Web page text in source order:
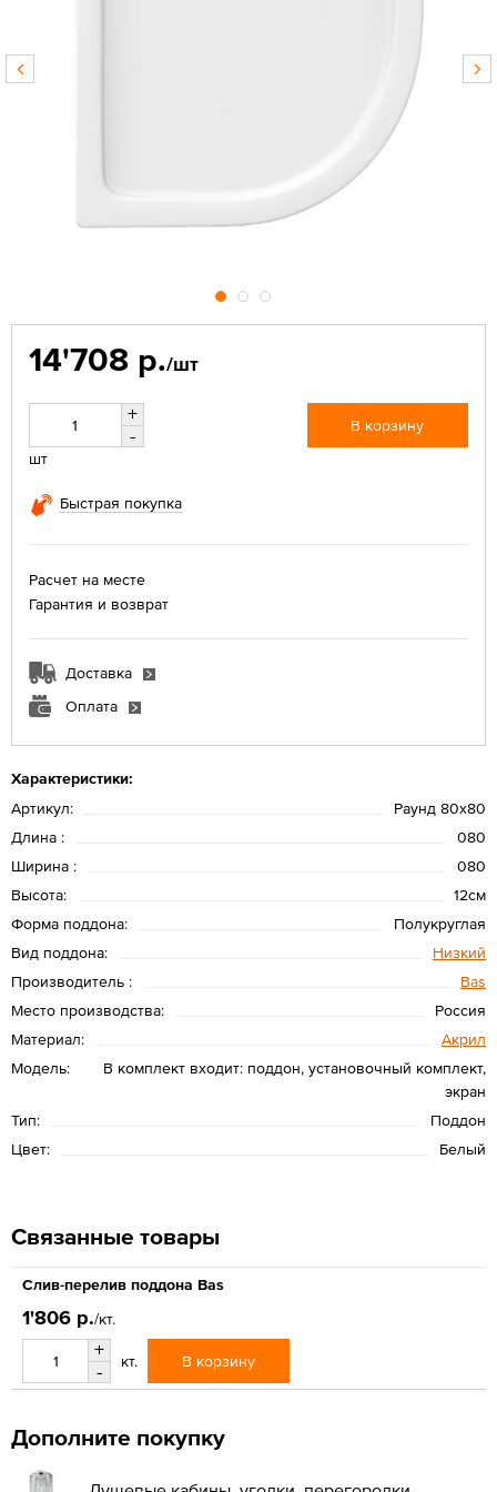
Характеристики:
Артикул:
Раунд 80х80
Длина :
080
Ширина :
080
Высота:
12см
Форма поддона:
Полукруглая
Вид поддона:
Низкий
Производитель :
Bas
Место производства:
Россия
Материал:
Акрил
Модель:
В комплект входит: поддон, установочный комплект,
экран
Тип:
Поддон
Цвет:
Белый
14'708 р./шт
+
-
шт
В корзину
Быстрая покупка
Расчет на месте
Гарантия и возврат
Доставка
Оплата
Связанные товары
Слив-перелив поддона Bas
1'806 р./кт.
+
-
кт. В корзину
Дополните покупку